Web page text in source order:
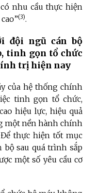
nhu cầu thực hiện
(3).
đội ngũ cán bộ
tinh gọn tổ chức
trị hiện nay
của hệ thống chính
tinh gọn tổ chức,
hiệu lực, hiệu quả
một nền hành chính
thực hiện tốt mục
bộ sau quá trình sắp
một số yêu cầu cơ